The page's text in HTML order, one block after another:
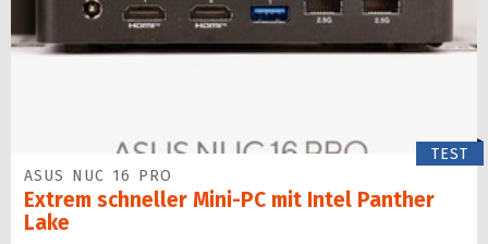
TEST
ASUS NUC 16 PRO
Extrem schneller Mini-PC mit Intel Panther
Lake